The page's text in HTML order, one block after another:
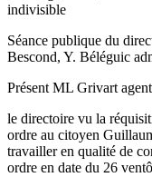
indivisible
Séance publique du
Bescond, Y. Béléguic
Présent ML Grivart
le directoire vu la
ordre au citoyen
travailler en qualité de
ordre en date du 26